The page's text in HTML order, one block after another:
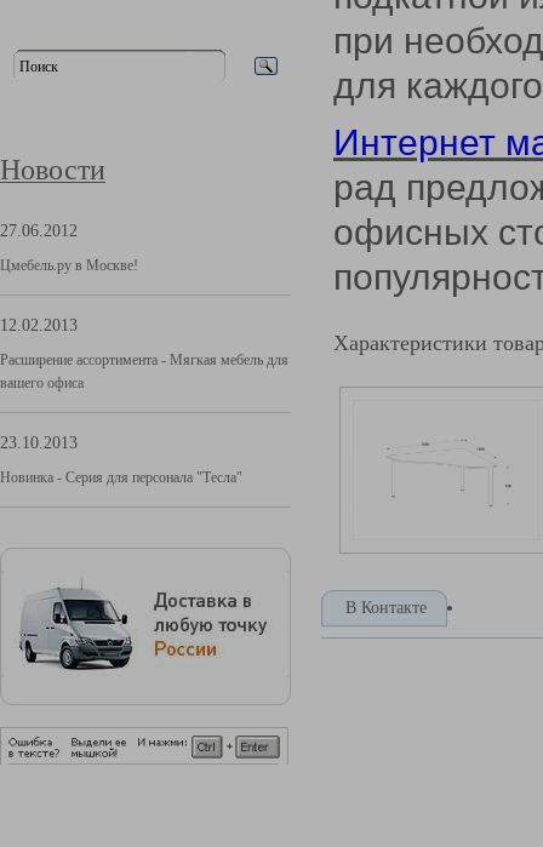
Новости
27.06.2012
Цмебель.ру в Москве!
12.02.2013
Расширение ассортимента - Мягкая мебель для
вашего офиса
23.10.2013
Новинка - Серия для персонала "Тесла"
при
для
Интернет
рад
офисных
Характеристики
В Контакте